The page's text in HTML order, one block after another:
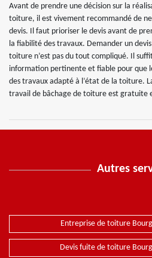
Avant de prendre une décision sur la
toiture, il est vivement recommandé de
devis. Il faut prioriser le devis avant de
la fiabilité des travaux. Demander un
toiture n’est pas du tout compliqué. Il
information pertinente et fiable pour que
des travaux adapté à l’état de la toiture.
travail de bâchage de toiture est gratuite
Autres
Entreprise de toiture
Devis fuite de toiture